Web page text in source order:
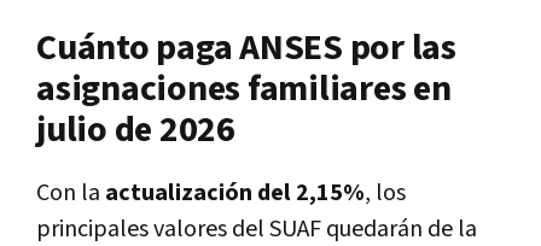
Cuánto paga ANSES por las
asignaciones familiares en
julio de 2026
Con la actualización del 2,15%, los
principales valores del SUAF quedarán de la